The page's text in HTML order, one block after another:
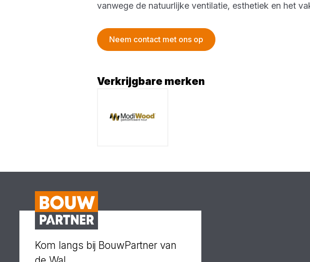
vanwege de natuurlijke ventilatie, esthetiek en het
Neem contact met ons op
Verkrijgbare merken
Kom langs bij BouwPartner van